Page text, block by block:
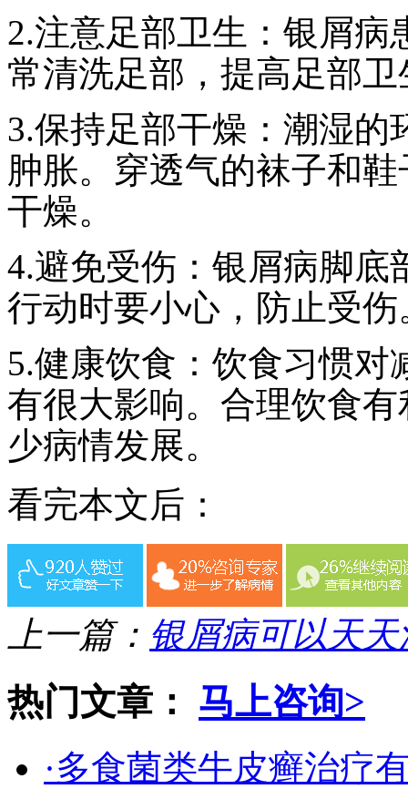
2.注意足部卫生：银屑
常清洗足部，提高足部
3.保持足部干燥：潮湿
肿胀。穿透气的袜子和
干燥。
4.避免受伤：银屑病脚底
行动时要小心，防止受伤
5.健康饮食：饮食习惯
有很大影响。合理饮食
少病情发展。
看完本文后：
上一篇： 银屑病可以天天
热门文章： 马上咨询>
·多食菌类牛皮癣治疗